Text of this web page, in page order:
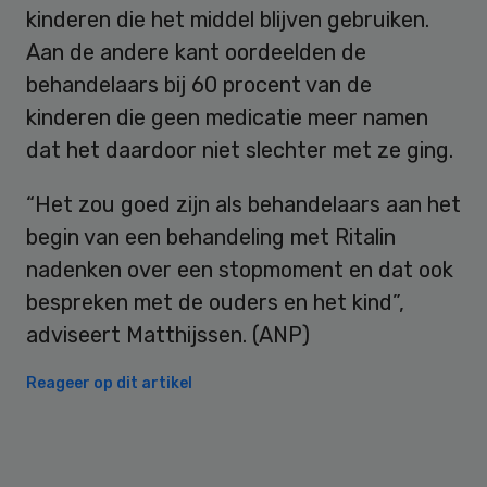
kinderen die het middel blijven gebruiken.
Aan de andere kant oordeelden de
behandelaars bij 60 procent van de
kinderen die geen medicatie meer namen
dat het daardoor niet slechter met ze ging.
“Het zou goed zijn als behandelaars aan het
begin van een behandeling met Ritalin
nadenken over een stopmoment en dat ook
bespreken met de ouders en het kind”,
adviseert Matthijssen. (ANP)
Reageer op dit artikel